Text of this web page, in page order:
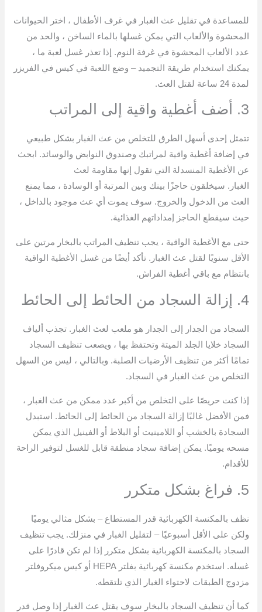
للمساعدة في تقليل عث الغبار في غرف الأطفال ، اختر الحيوانات
المحشوة والألعاب التي يمكن غسلها بالماء الساخن ، والحد من
عدد الألعاب المحشوة في غرفة النوم. إذا تعذر غسل لعبة ما ،
يمكنك استخدام طريقة التجميد – وضع اللعبة في كيس في الفريزر
لمدة 24 ساعة لقتل العث.
3. أضف أغطية واقية إلى المراتب
تتمثل إحدى أسهل الطرق للتخلص من عث الغبار بشكل طبيعي
في إضافة أغطية واقية لمراتبك وصندوق النوابض والوسائد. ابحث
عن الأغطية المنسدلة التي تقول إنها مقاومة لعث
الغبار. سيخلقون حاجزًا بينك وبين المرتبة أو الوسادة ، مما يمنع
العث من الدخول والخروج. سوف يموت أي عث موجود بالداخل ،
حيث سيقطع الحاجز إمداداتهم الغذائية.
حتى مع الأغطية الواقية ، يجب تنظيف المراتب بالبخار مرتين على
الأقل سنويًا لقتل عث الغبار. تأكد أيضًا من غسل الأغطية الواقية
بانتظام مع باقي أغطية الفراش.
4. إزالة السجاد من الحائط إلى الحائط
السجاد من الجدار إلى الجدار هو ملعب لعث الغبار. تجذب ألياف
السجاد خلايا الجلد الميتة وتحتفظ بها ، ويصعب تنظيف السجاد
تمامًا أكثر من تنظيف الأرضيات الصلبة. وبالتالي ، ليس من السهل
التخلص من عث الغبار في السجاد.
إذا كنت حريصًا على التخلص من أكبر عدد ممكن من عث الغبار ،
فمن الأفضل غالبًا إزالة السجاد من الحائط إلى الحائط. استبدل
السجادة بالخشب أو اللامينيت أو البلاط أو الفينيل الذي يمكن
مسحه يوميًا. يمكن إضافة سجاد منطقة قابل للغسل لتوفير الراحة
للأقدام.
5. فراغ بشكل متكرر
نظف بالمكنسة الكهربائية قدر المستطاع – بشكل مثالي يوميًا
ولكن على الأقل أسبوعيًا – لتقليل الغبار في منزلك. يجب تنظيف
السجاد بالمكنسة الكهربائية بشكل متكرر إذا لم تكن قادرًا على
غسله. استخدم مكنسة كهربائية بفلتر HEPA أو كيس ميكروفلتر
مزدوج الطبقات لاحتواء الغبار الذي تلتقطه.
كما أن تنظيف السجاد بالبخار سوف يقتل عث الغبار إذا وصل قدر